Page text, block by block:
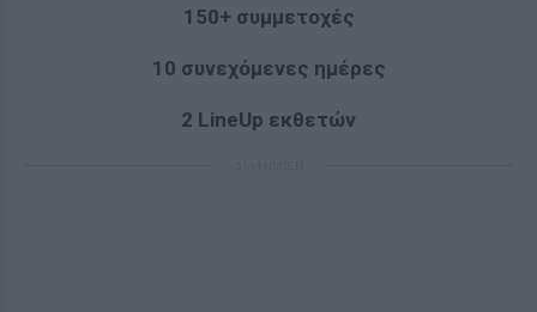
150+ συμμετοχές
10 συνεχόμενες ημέρες
2 LineUp εκθετών